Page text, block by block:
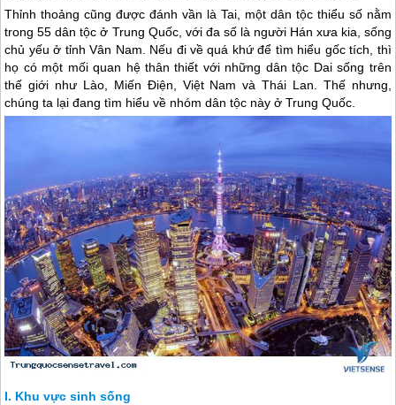
Thỉnh thoảng cũng được đánh vần là Tai, một dân tộc thiểu số nằm
trong 55 dân tộc ở Trung Quốc, với đa số là người Hán xưa kia, sống
chủ yếu ở tỉnh Vân Nam. Nếu đi về quá khứ để tìm hiểu gốc tích, thì
họ có một mối quan hệ thân thiết với những dân tộc Dai sống trên
thế giới như Lào, Miến Điện, Việt Nam và Thái Lan. Thế nhưng,
chúng ta lại đang tìm hiểu về nhóm dân tộc này ởTrung Quốc.
Khu vực sinh sống